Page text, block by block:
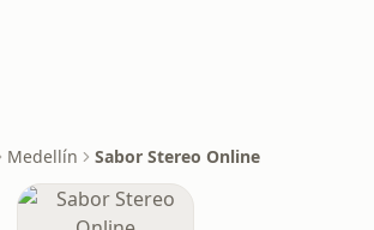
Medellín Sabor Stereo Online